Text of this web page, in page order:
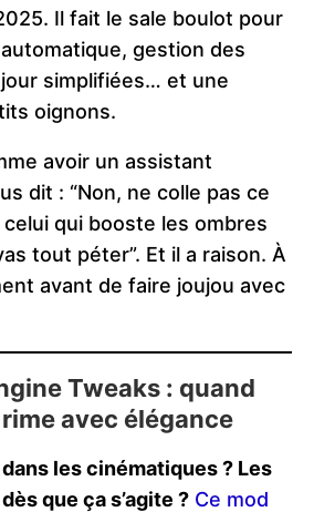
Il fait le sale boulot pour
gestion des
simplifiées… et une
oignons.
avoir un assistant
dit : “Non, ne colle pas ce
celui qui booste les ombres
tout péter”. Et il a raison. À
avant de faire joujou avec
Tweaks : quand
avec élégance
les cinématiques ? Les
que ça s’agite ? Ce mod